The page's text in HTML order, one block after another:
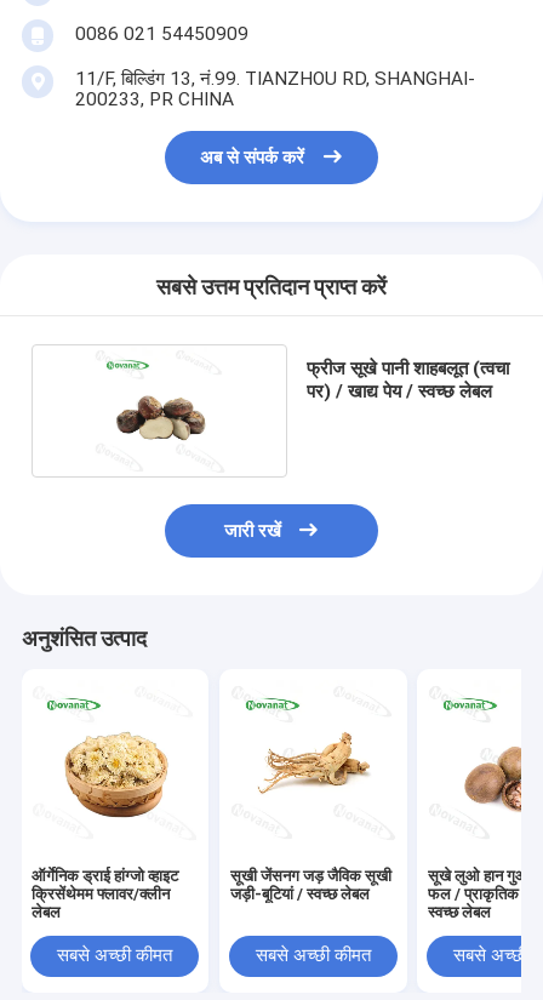
0086 021 54450909
11/F, बिल्डिंग 13, नं.99. TIANZHOU RD, SHANGHAI-
200233, PR CHINA
अब से संपर्क करें
सबसे उत्तम प्रतिदान प्राप्त करें
फ्रीज सूखे पानी शाहबलूत (त्वचा
पर) / खाद्य पेय / स्वच्छ लेबल
जारी रखें
अनुशंसित उत्पाद
ऑर्गेनिक ड्राई हांग्जो व्हाइट
क्रिसेंथेमम फ्लावर/क्लीन
लेबल
सबसे अच्छी कीमत
सूखी जेंसनग जड़ जैविक सूखी
जड़ी-बूटियां / स्वच्छ लेबल
सबसे अच्छी कीमत
सूखे लुओ हान गुओ
फल / प्राकृतिक
स्वच्छ लेबल
सबसे अच्छी